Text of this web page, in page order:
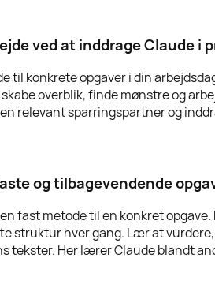
ved at inddrage Claude i
til konkrete opgaver i din
overblik, finde mønstre og
relevant sparringspartner og
og tilbagevendende
fast metode til en konkret
struktur hver gang. Lær at
tekster. Her lærer Claude blandt